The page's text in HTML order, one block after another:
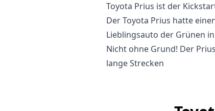
Toyota Prius ist der
Der Toyota Prius hatte
Lieblingsauto der Grünen
Nicht ohne Grund! Der
lange Strecken